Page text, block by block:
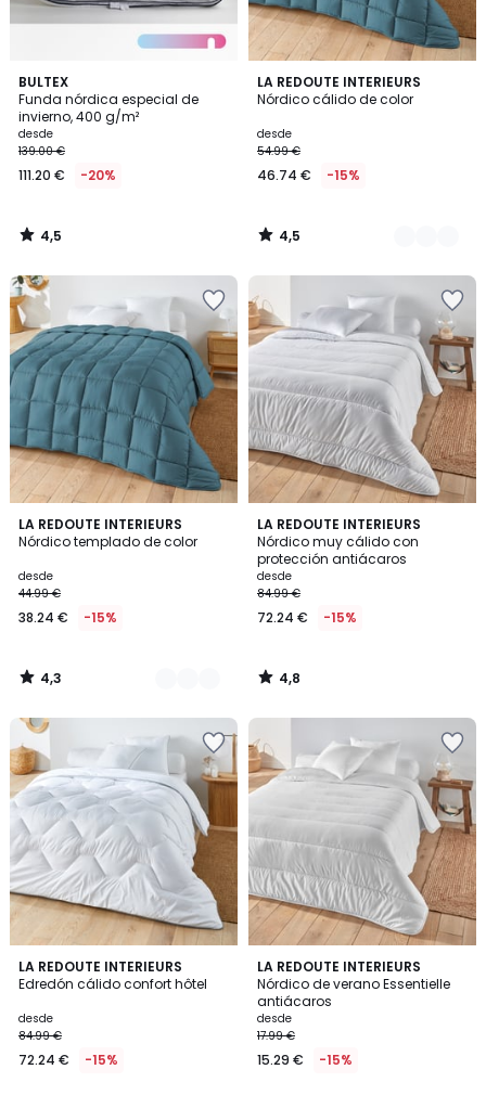
BULTEX
Funda nórdica especial de
invierno, 400 g/m²
desde
139.00 €
111.20 € -20%
4,5
/ 5
4,5
/
LA REDOUTE INTERIEURS
Nórdico cálido de color
desde
54.99 €
46.74 € -15%
4,5
/ 5
6
Colores
4,5
/
LA REDOUTE INTERIEURS
Nórdico templado de color
desde
44.99 €
38.24 € -15%
4,3
/ 5
6
Colores
4,3
/
LA REDOUTE INTERIEURS
Nórdico muy cálido con
protección antiácaros
desde
84.99 €
72.24 € -15%
4,8
/ 5
4,8
/
LA REDOUTE INTERIEURS
Edredón cálido confort hôtel
desde
84.99 €
72.24 € -15%
4,8
/ 5
LA REDOUTE INTERIEURS
Nórdico de verano Essentielle
antiácaros
desde
17.99 €
15.29 € -15%
4,6
/ 5